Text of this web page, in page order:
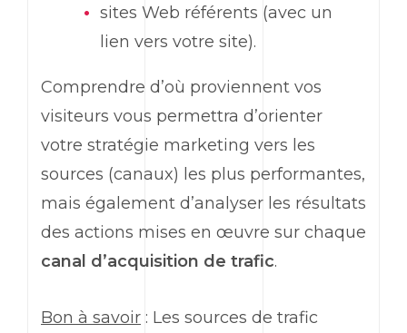
sites Web référents (avec un
lien vers votre site).
Comprendre d’où proviennent vos
visiteurs vous permettra d’orienter
votre stratégie marketing vers les
sources (canaux) les plus performantes,
mais également d’analyser les résultats
des actions mises en œuvre sur chaque
canal d’acquisition de trafic.
Bon à savoir : Les sources de trafic